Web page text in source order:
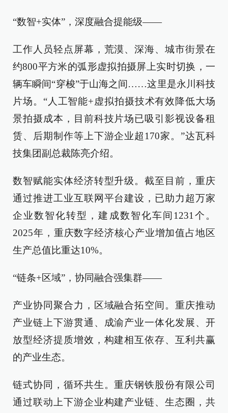
“数智+实体”，深度融合提能级——
工作人员轻点屏幕，荒漠、深海、城市街景在
约800平方米的弧形虚拟拍摄屏上实时切换，一
辆车瞬间“穿梭”于山海之间……这里是永川科技
片场。“人工智能+虚拟拍摄技术有效降低大场
景拍摄成本，目前科技片场已吸引影视设备租
赁、后期制作等上下游企业超170家。”达瓦科
技集团副总裁陈亮介绍。
数智赋能实体经济转型升级。截至目前，重庆
通过推进工业互联网平台建设，已助力超万家
企业数智化转型，建成数智化车间1231个。
2025年，重庆数字经济核心产业增加值占地区
生产总值比重达10%。
“链条+区域”，协同融合强集群——
产业协同聚合力，区域融合拓空间。重庆推动
产业链上下游贯通、成渝产业一体化发展、开
放型经济提质增效，构建相互依存、互利共赢
的产业生态。
链式协同，循环共生。重庆钢铁股份有限公司
通过联动上下游企业构建产业链、生态圈，共